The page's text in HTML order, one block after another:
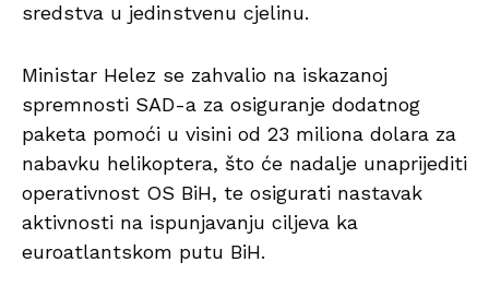
sredstva u jedinstvenu cjelinu.
Ministar Helez se zahvalio na iskazanoj
spremnosti SAD-a za osiguranje dodatnog
paketa pomoći u visini od 23 miliona dolara za
nabavku helikoptera, što će nadalje unaprijediti
operativnost OS BiH, te osigurati nastavak
aktivnosti na ispunjavanju ciljeva ka
euroatlantskom putu BiH.